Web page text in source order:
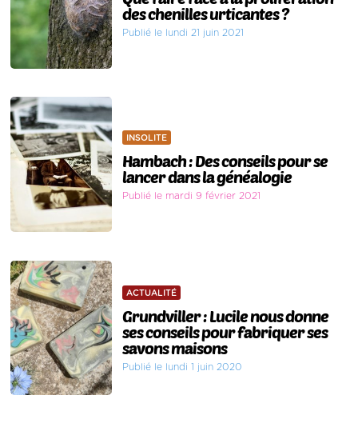
des chenilles urticantes ?
Publié le lundi 21 juin 2021
INSOLITE
Hambach : Des conseils pour se
lancer dans la généalogie
Publié le mardi 9 février 2021
ACTUALITÉ
Grundviller : Lucile nous donne
ses conseils pour fabriquer ses
savons maisons
Publié le lundi 1 juin 2020